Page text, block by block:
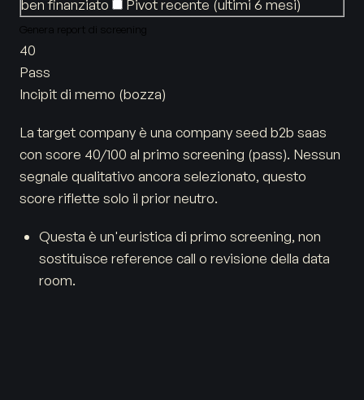
ben finanziato
Pivot recente (ultimi 6 mesi)
Genera report di screening
40
Pass
Incipit di memo (bozza)
La target company è una company seed b2b saas
con score 40/100 al primo screening (pass). Nessun
segnale qualitativo ancora selezionato, questo
score riflette solo il prior neutro.
Questa è un'euristica di primo screening, non
sostituisce reference call o revisione della data
room.